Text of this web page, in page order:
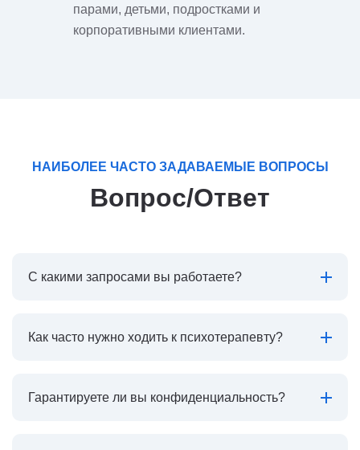
парами, детьми, подростками и
корпоративными клиентами.
НАИБОЛЕЕ ЧАСТО ЗАДАВАЕМЫЕ ВОПРОСЫ
Вопрос/Ответ
С какими запросами вы работаете?
Как часто нужно ходить к психотерапевту?
Гарантируете ли вы конфиденциальность?